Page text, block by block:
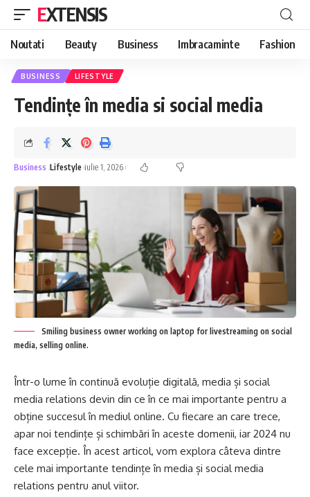
EXTENSIS
Noutati Beauty Business Imbracaminte Fashion
BUSINESS LIFESTYLE
Tendințe în media si social media
Business Lifestyle iulie 1, 2026
Smiling business owner working on laptop for livestreaming on social
media, selling online.
Într-o lume în continuă evoluție digitală, media și social
media relations devin din ce în ce mai importante pentru a
obține succesul în mediul online. Cu fiecare an care trece,
apar noi tendințe și schimbări în aceste domenii, iar 2024 nu
face excepție. În acest articol, vom explora câteva dintre
cele mai importante tendințe în media și social media
relations pentru anul viitor.